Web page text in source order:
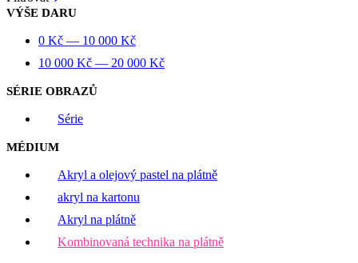
VÝŠE DARU
0 Kč — 10 000 Kč
10 000 Kč — 20 000 Kč
SÉRIE OBRAZŮ
Série
MÉDIUM
Akryl a olejový pastel na plátně
akryl na kartonu
Akryl na plátně
Kombinovaná technika na plátně